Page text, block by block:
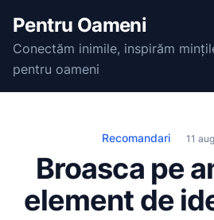
t
Pentru Oameni
Conectăm inimile, inspirăm
pentru oameni
Recomandari 11
Broasca pe
element de